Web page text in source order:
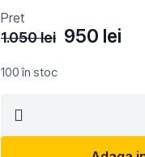
Pret
1.050lei Prețul
950 lei
100 în stoc
Motoferastrau
Husqvarna